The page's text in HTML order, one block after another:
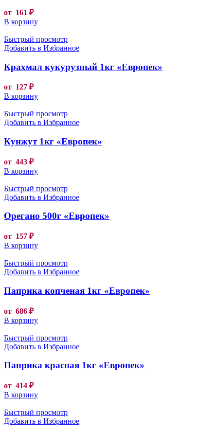
от 161 ₽
В корзину
Быстрый просмотр
Добавить в Избранное
Крахмал кукурузный 1кг «Европек»
от 127 ₽
В корзину
Быстрый просмотр
Добавить в Избранное
Кунжут 1кг «Европек»
от 443 ₽
В корзину
Быстрый просмотр
Добавить в Избранное
Орегано 500г «Европек»
от 157 ₽
В корзину
Быстрый просмотр
Добавить в Избранное
Паприка копченая 1кг «Европек»
от 686 ₽
В корзину
Быстрый просмотр
Добавить в Избранное
Паприка красная 1кг «Европек»
от 414 ₽
В корзину
Быстрый просмотр
Добавить в Избранное